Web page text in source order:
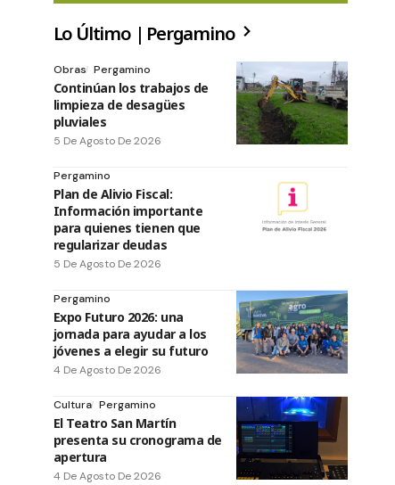
Lo Último | Pergamino
Obras Pergamino
Continúan los trabajos de
limpieza de desagües
pluviales
5 De Agosto De 2026
Pergamino
Plan de Alivio Fiscal:
Información importante
para quienes tienen que
regularizar deudas
5 De Agosto De 2026
Pergamino
Expo Futuro 2026: una
jornada para ayudar a los
jóvenes a elegir su futuro
4 De Agosto De 2026
Cultura Pergamino
El Teatro San Martín
presenta su cronograma de
apertura
4 De Agosto De 2026